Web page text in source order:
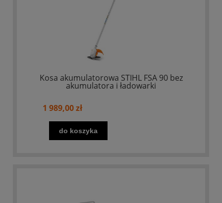
Kosa akumulatorowa STIHL FSA 90 bez
akumulatora i ładowarki
1 989,00 zł
do koszyka